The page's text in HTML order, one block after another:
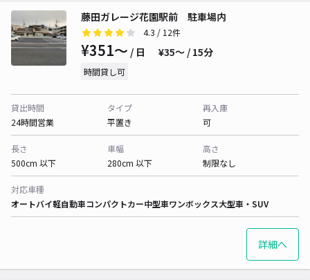
藤田ガレージ花園駅前 駐車場内
4.3 / 12件
¥351〜 / 日 ¥35〜 / 15分
時間貸し可
貸出時間
24時間営業
タイプ
平置き
再入庫
可
長さ
500cm 以下
車幅
280cm 以下
高さ
制限なし
対応車種
オートバイ軽自動車コンパクトカー中型車ワンボックス大型車・SUV
詳細へ